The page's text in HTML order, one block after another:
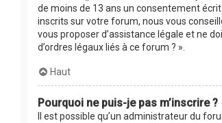
de moins de 13 ans un consentement
inscrits sur votre forum, nous vous
vous proposer d’assistance légale et ne
d’ordres légaux liés à ce forum ? ».
Haut
Pourquoi ne puis-je pas m’inscrire ?
Il est possible qu’un administrateur du